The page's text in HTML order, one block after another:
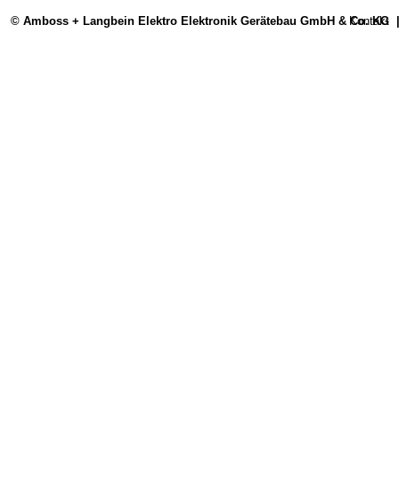
© Amboss + Langbein Elektro Elektronik Gerätebau GmbH & Co. KG
Kontakt